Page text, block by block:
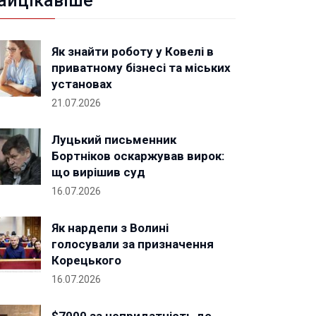
Як знайти роботу у Ковелі в
приватному бізнесі та міських
установах
21.07.2026
Луцький письменник
Бортніков оскаржував вирок:
що вирішив суд
16.07.2026
Як нардепи з Волині
голосували за призначення
Корецького
16.07.2026